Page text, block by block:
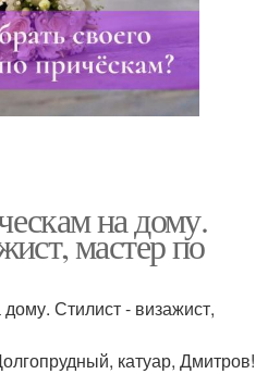
на дому.
мастер по
Стилист - визажист,
катуар, Дмитров!